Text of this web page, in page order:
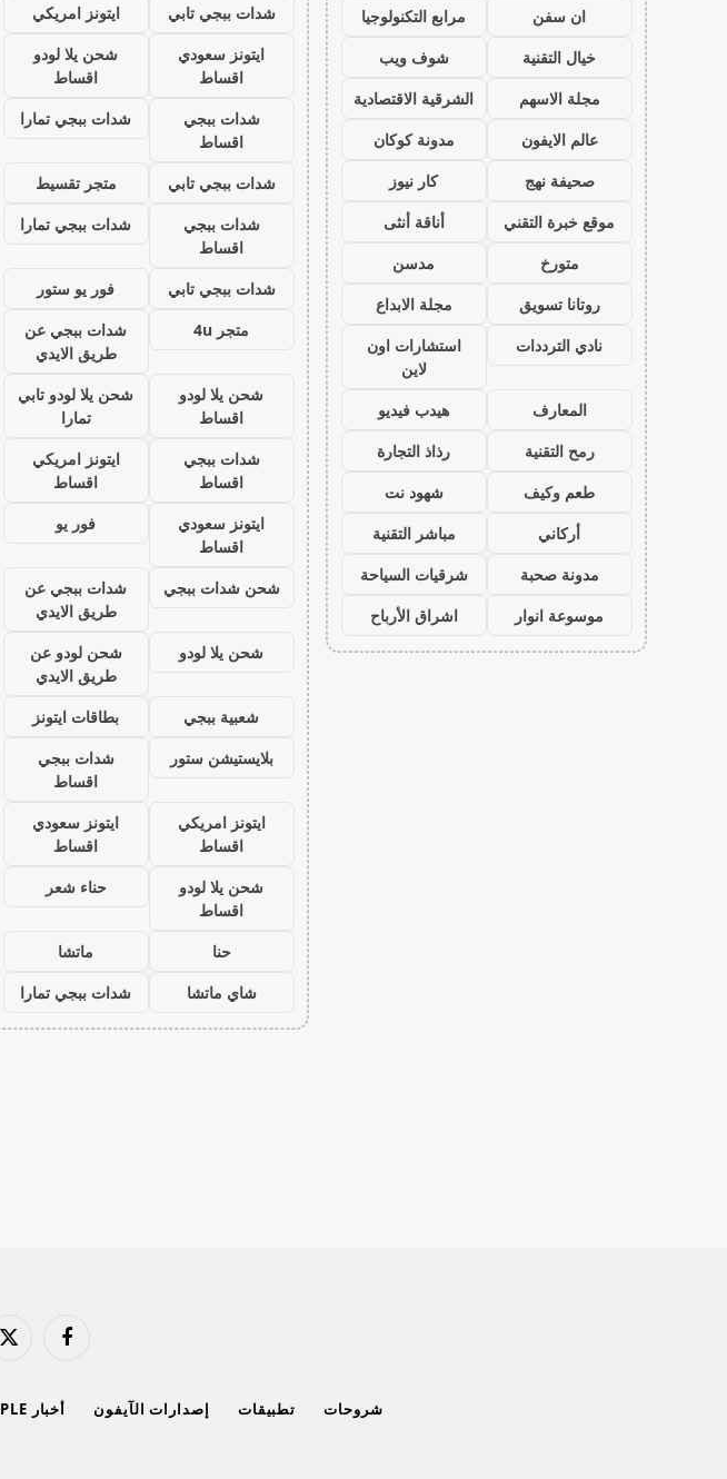
ان سفن
مرابع التكنولوجيا
خيال التقنية
شوف ويب
مجلة الاسهم
الشرقية الاقتصادية
عالم الايفون
مدونة كوكان
صحيفة نهج
كار نيوز
موقع خبرة التقني
أناقة أنثى
متورخ
مدسن
روتانا تسويق
مجلة الابداع
نادي الترددات
استشارات اون
لاين
المعارف
هيدب فيديو
رمح التقنية
رذاذ التجارة
طعم وكيف
شهود نت
أركاني
مباشر التقنية
مدونة صحبة
شرقيات السياحة
موسوعة انوار
اشراق الأرباح
شدات ببجي تابي
ايتونز امريكي
ايتونز سعودي
اقساط
شحن يلا لودو
اقساط
شدات ببجي
اقساط
شدات ببجي تمارا
شدات ببجي تابي
متجر تقسيط
شدات ببجي
اقساط
شدات ببجي تمارا
شدات ببجي تابي
فور يو ستور
متجر 4u
شدات ببجي عن
طريق الايدي
شحن يلا لودو
اقساط
شحن يلا لودو تابي
تمارا
شدات ببجي
اقساط
ايتونز امريكي
اقساط
ايتونز سعودي
اقساط
فور يو
شحن شدات ببجي
شدات ببجي عن
طريق الايدي
شحن يلا لودو
شحن لودو عن
طريق الايدي
شعبية ببجي
بطاقات ايتونز
بلايستيشن ستور
شدات ببجي
اقساط
ايتونز امريكي
اقساط
ايتونز سعودي
اقساط
شحن يلا لودو
اقساط
حناء شعر
حنا
ماتشا
شاي ماتشا
شدات ببجي تمارا
فيسبوك
X
شروحات تطبيقات إصدارات الآيفون أخبار APPLE